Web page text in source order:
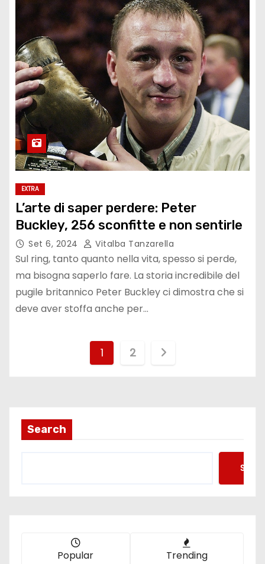
EXTRA
L’arte di saper perdere: Peter
Buckley, 256 sconfitte e non sentirle
Set 6, 2024 Vitalba Tanzarella
Sul ring, tanto quanto nella vita, spesso si perde,
ma bisogna saperlo fare. La storia incredibile del
pugile britannico Peter Buckley ci dimostra che si
deve aver stoffa anche per…
o
1 2
Search
Popular Trending